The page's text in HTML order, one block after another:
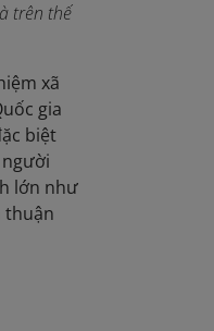
trên thế
xã
gia
biệt
lớn như
thuận